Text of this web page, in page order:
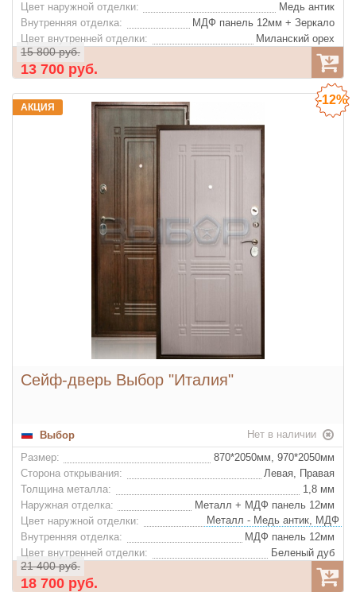
Цвет наружной отделки:
Медь антик
Внутренняя отделка:
МДФ панель 12мм + Зеркало
Цвет внутренней отделки:
Миланский орех
Декор внутренней отделки:
Фрезеровка ''Викинг''
Утеплитель:
Базальтовая плита "IZOL LIGHT"
Золото
Ночная задвижка:
Да
Глазок:
Да
15 800 руб.
13 700 руб.
АКЦИЯ
-12%
Сейф-дверь Выбор "Италия"
Выбор
Нет в наличии
Размер:
870*2050мм, 970*2050мм
Сторона открывания:
Левая, Правая
Толщина металла:
1,8 мм
Наружная отделка:
Металл + МДФ панель 12мм
Цвет наружной отделки:
Внутренняя отделка:
МДФ панель 12мм
Цвет внутренней отделки:
Беленый дуб
Декор внутренней отделки:
Фрезеровка ''Италия''
Утеплитель:
Базальтовая плита "IZOL LIGHT"
21 400 руб.
18 700 руб.